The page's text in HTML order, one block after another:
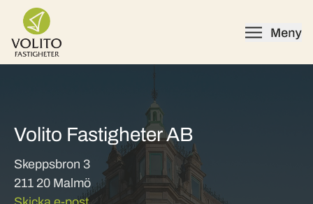
Skip to content
Volito Fastigheter AB
Skeppsbron 3
211 20 Malmö